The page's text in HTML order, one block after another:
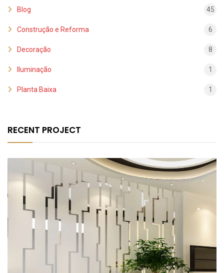
Blog 45
Construção e Reforma 6
Decoração 8
Iluminação 1
Planta Baixa 1
RECENT PROJECT